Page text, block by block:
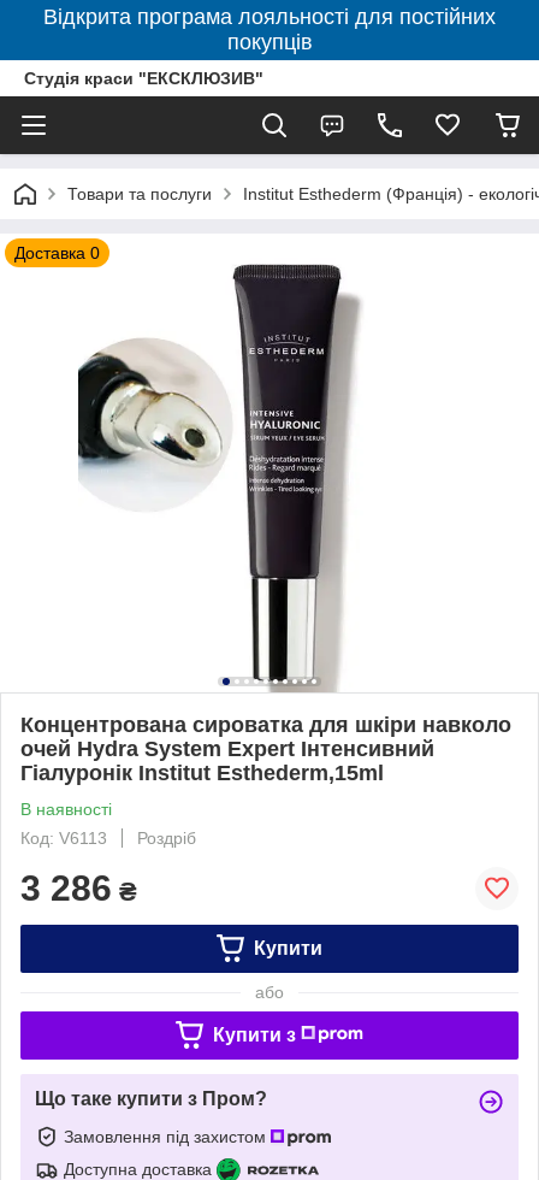
Відкрита програма лояльності для постійних
покупців
Студія краси "ЕКСКЛЮЗИВ"
Товари та послуги Institut Esthederm (Франція) -
Доставка 0
Концентрована сироватка для шкіри навколо
очей Hydra System Expert Інтенсивний
Гіалуронік Institut Esthederm,15ml
В наявності
Код: V6113
Роздріб
3 286 ₴
Купити
або
Купити з
Що таке купити з Пром?
Замовлення під захистом
Доступна доставка